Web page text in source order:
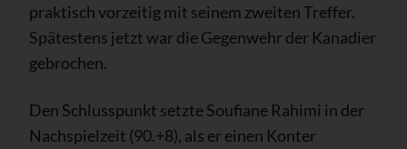
praktisch vorzeitig mit seinem zweiten Treffer.
Spätestens jetzt war die Gegenwehr der Kanadier
gebrochen.
Den Schlusspunkt setzte Soufiane Rahimi in der
Nachspielzeit (90.+8), als er einen Konter